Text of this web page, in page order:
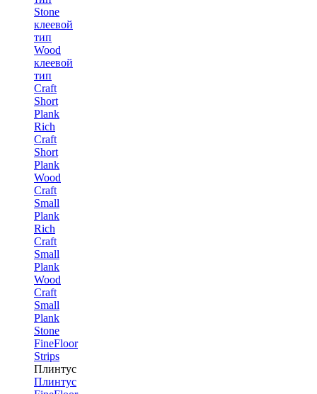
Stone
клеевой
тип
Wood
клеевой
тип
Craft
Short
Plank
Rich
Craft
Short
Plank
Wood
Craft
Small
Plank
Rich
Craft
Small
Plank
Wood
Craft
Small
Plank
Stone
FineFloor
Strips
Плинтус
Плинтус